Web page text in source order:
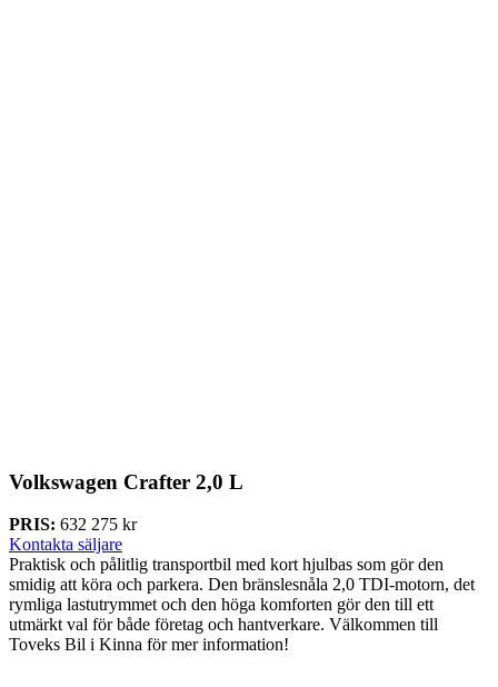
Volkswagen Crafter 2,0 L
PRIS: 632 275 kr
Kontakta säljare
Praktisk och pålitlig transportbil med kort hjulbas som gör den
smidig att köra och parkera. Den bränslesnåla 2,0 TDI-motorn, det
rymliga lastutrymmet och den höga komforten gör den till ett
utmärkt val för både företag och hantverkare. Välkommen till
Toveks Bil i Kinna för mer information!